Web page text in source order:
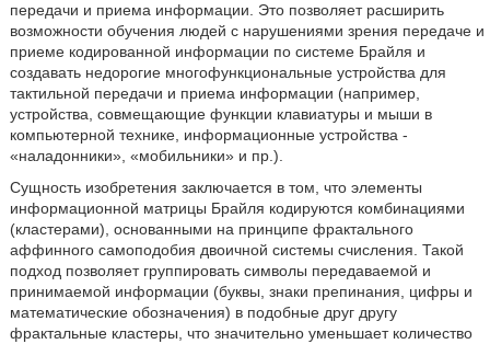
передачи и приема информации. Это позволяет расширить
возможности обучения людей с нарушениями зрения передаче и
приеме кодированной информации по системе Брайля и
создавать недорогие многофункциональные устройства для
тактильной передачи и приема информации (например,
устройства, совмещающие функции клавиатуры и мыши в
компьютерной технике, информационные устройства -
«наладонники», «мобильники» и пр.).
Сущность изобретения заключается в том, что элементы
информационной матрицы Брайля кодируются комбинациями
(кластерами), основанными на принципе фрактального
аффинного самоподобия двоичной системы счисления. Такой
подход позволяет группировать символы передаваемой и
принимаемой информации (буквы, знаки препинания, цифры и
математические обозначения) в подобные друг другу
фрактальные кластеры, что значительно уменьшает количество